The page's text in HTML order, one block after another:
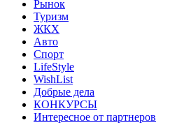
Рынок
Туризм
ЖКХ
Авто
Спорт
LifeStyle
WishList
Добрые дела
КОНКУРСЫ
Интересное от партнеров